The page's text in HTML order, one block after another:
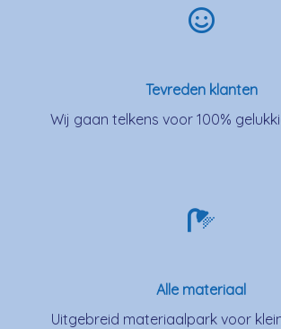
Tevreden klanten
Wij gaan telkens voor 100%
Alle materiaal
Uitgebreid materiaalpark voor